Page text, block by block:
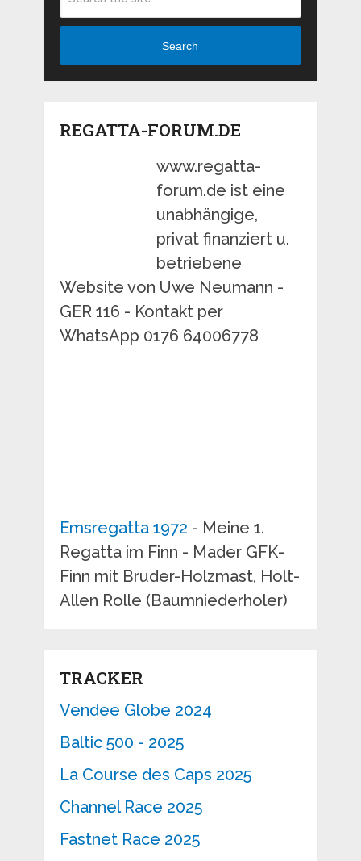
Search
REGATTA-FORUM.DE
www.regatta-
forum.de ist eine
unabhängige,
privat finanziert u.
betriebene
Website von Uwe Neumann -
GER 116 - Kontakt per
WhatsApp 0176 64006778
Emsregatta 1972 - Meine 1.
Regatta im Finn - Mader GFK-
Finn mit Bruder-Holzmast, Holt-
Allen Rolle (Baumniederholer)
TRACKER
Vendee Globe 2024
Baltic 500 - 2025
La Course des Caps 2025
Channel Race 2025
Fastnet Race 2025